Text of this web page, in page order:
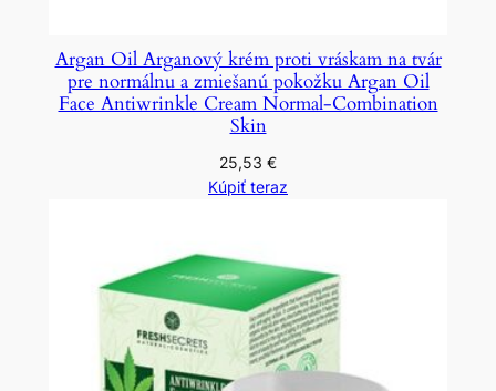
Argan Oil Arganový krém proti vráskam na tvár
pre normálnu a zmiešanú pokožku Argan Oil
Face Antiwrinkle Cream Normal-Combination
Skin
25,53 €
Kúpiť teraz